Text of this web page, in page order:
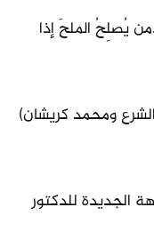
يُصلِحُ الملحَ إذا
ومحمد كريشان)
الجديدة للدكتور